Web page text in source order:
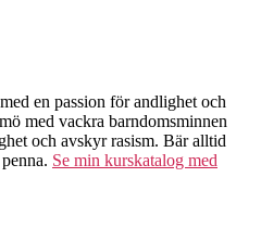
en passion för andlighet och
med vackra barndomsminnen
och avskyr rasism. Bär alltid
Se min kurskatalog med